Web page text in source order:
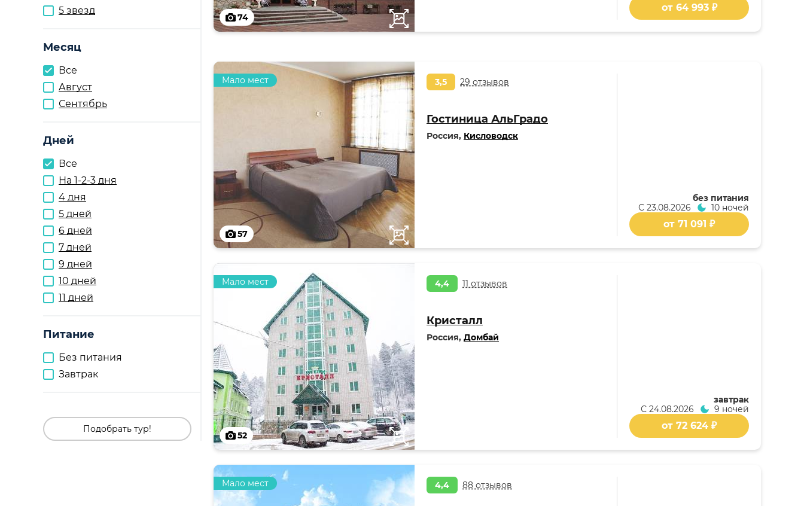
5 звезд
Месяц
Все
Август
Сентябрь
Дней
Все
На 1-2-3 дня
4 дня
5 дней
6 дней
7 дней
9 дней
10 дней
11 дней
Питание
Без питания
Завтрак
Подобрать тур!
74
от 64 993 ₽
57
Мало мест 3,5 29 отзывов
Гостиница АльГрадо
Россия, Кисловодск
без питания
С 23.08.2026 10 ночей
от 71 091 ₽
52
Мало мест 4,4 11 отзывов
Кристалл
Россия, Домбай
завтрак
С 24.08.2026 9 ночей
от 72 624 ₽
Мало мест 4,4 88 отзывов